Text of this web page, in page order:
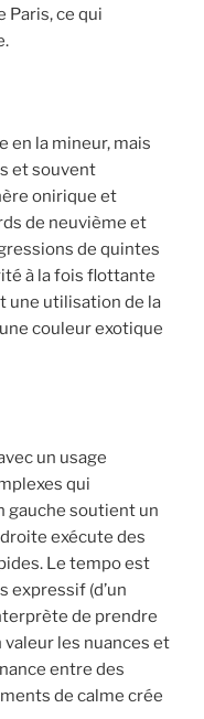
Paris, ce qui
en la mineur, mais
et souvent
onirique et
de neuvième et
de quintes
à la fois flottante
une utilisation de la
couleur exotique
un usage
qui
gauche soutient un
exécute des
Le tempo est
expressif (d’un
de prendre
les nuances et
entre des
de calme crée